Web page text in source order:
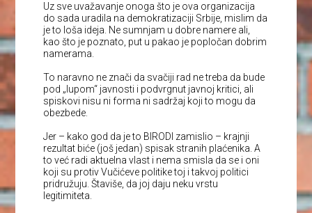
Uz sve uvažavanje onoga što je ova organizacija
do sada uradila na demokratizaciji Srbije, mislim da
je to loša ideja. Ne sumnjam u dobre namere ali,
kao što je poznato, put u pakao je popločan dobrim
namerama.
To naravno ne znači da svačiji rad ne treba da bude
pod „lupom“ javnosti i podvrgnut javnoj kritici, ali
spiskovi nisu ni forma ni sadržaj koji to mogu da
obezbede.
Jer – kako god da je to BIRODI zamislio – krajnji
rezultat biće (još jedan) spisak stranih plaćenika. A
to već radi aktuelna vlast i nema smisla da se i oni
koji su protiv Vučićeve politike toj i takvoj politici
pridružuju. Štaviše, da joj daju neku vrstu
legitimiteta.